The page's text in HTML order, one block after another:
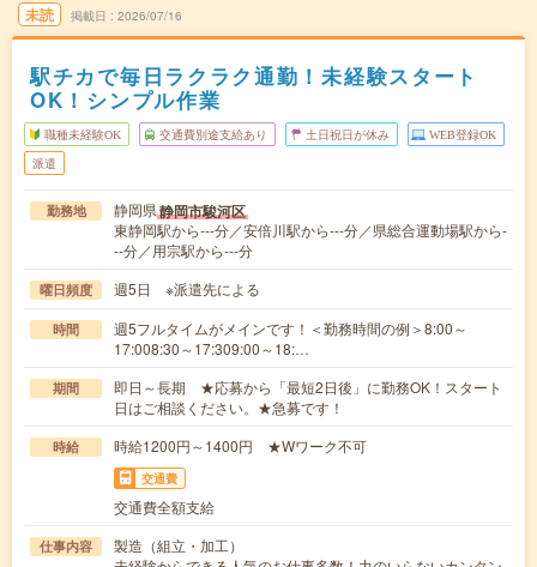
未読 掲載日 2026/07/16
駅チカで毎日ラクラク通勤！未経験スタート
OK！シンプル作業
職種未経験OK 交通費別途支給あり 土日祝日が休み WEB登録OK
派遣
勤務地 静岡県静岡市駿河区
東静岡駅から---分／安倍川駅から---分／県総合運動場駅から-
--分／用宗駅から---分
曜日頻度 週5日 ※派遣先による
時間
週5フルタイムがメインです！＜勤務時間の例＞8:00～
17:008:30～17:309:00～18:…
期間
即日～長期 ★応募から「最短2日後」に勤務OK！スタート
日はご相談ください。★急募です！
時給 時給1200円～1400円 ★Wワーク不可
交通費
交通費全額支給
仕事内容
製造（組立・加工）